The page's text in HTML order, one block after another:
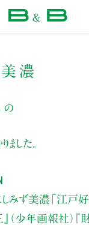
美濃
した。
みず美濃「江戸
』（少年画報社） 『